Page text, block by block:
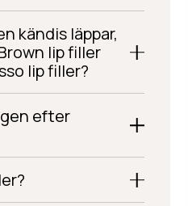
kändis läppar,
lip filler
lip filler?
efter